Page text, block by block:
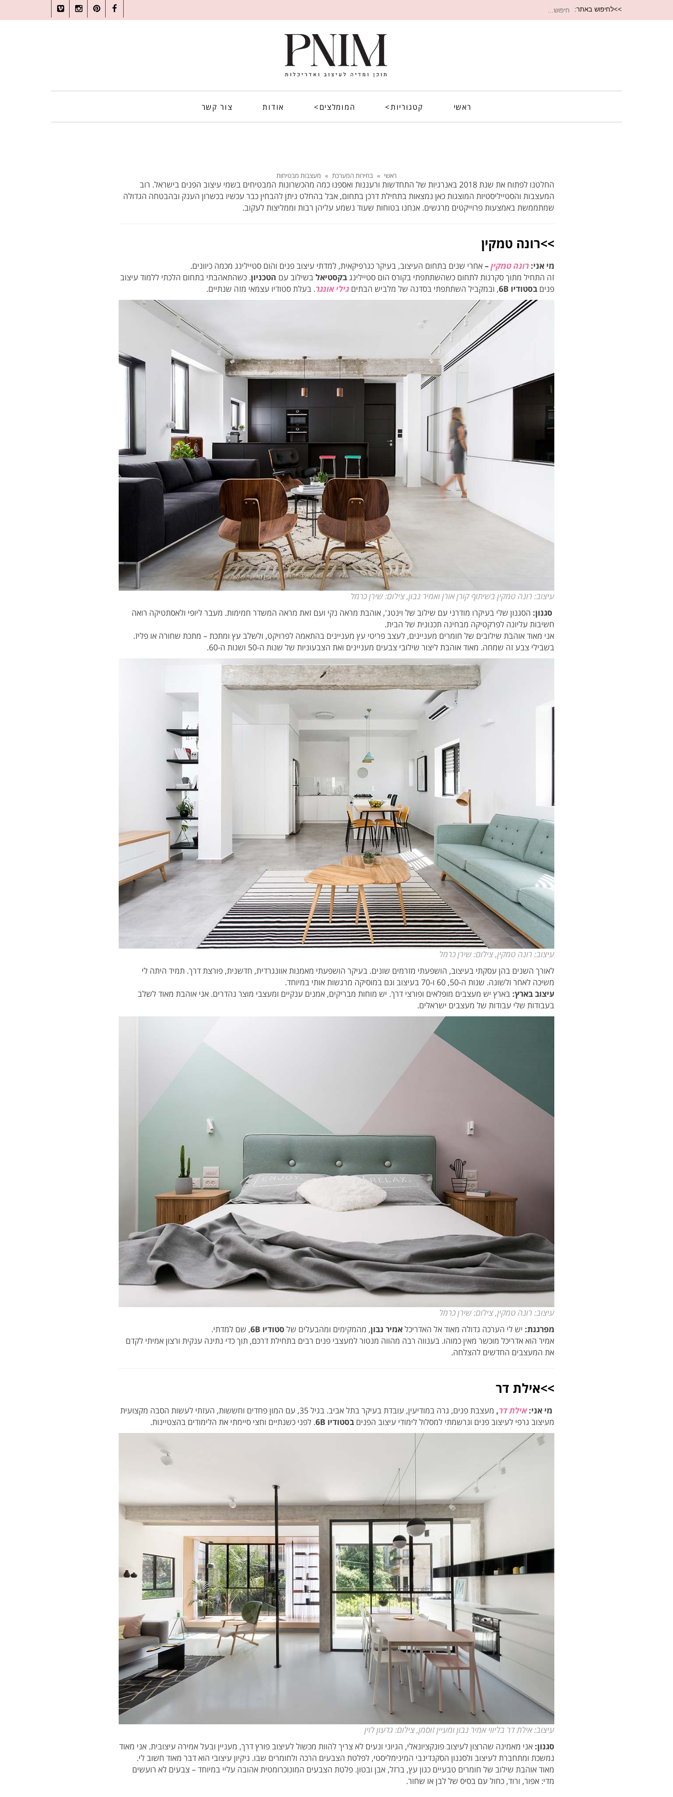
>>לחיפוש באתר: חיפוש
Facebook
Pinterest
Instagram
Vimeo
ראשי קטגוריות> המומלצים> אודות צור קשר
ראשי » בחירות המערכת » מעצבות מבטיחות
החלטנו לפתוח את שנת 2018 באנרגיות של התחדשות ורעננות ואספנו כמה מהכשרונות המבטיחים בשמי עיצוב הפנים בישראל. רוב
המעצבות והסטייליסטיות המוצגות כאן נמצאות בתחילת דרכן בתחום, אבל בהחלט ניתן להבחין כבר עכשיו בכשרון הענק ובהבטחה הגדולה
שמתממשת באמצעות פרוייקטים מרגשים. אנחנו בטוחות שעוד נשמע עליהן רבות וממליצות לעקוב.
>>רונה טמקין
מי אני: רונה טמקין–אחרי שנים בתחום העיצוב, בעיקר כגרפיקאית, למדתי עיצוב פנים והום סטיילינג מכמה כיוונים.
זה התחיל מתוך סקרנות לתחום כשהשתתפתי בקורס הום סטיילינגבקסטיאלבשילוב עם הטכניון. כשהתאהבתי בתחום הלכתי ללמוד עיצוב
פנים בסטודיו 6B , ובמקביל השתתפתי בסדנה של מלביש הבתים גילי אונגר. בעלת סטודיו עצמאי מזה שנתיים.
עיצוב: רונה טמקין בשיתוף קורן אורן ואמיר נבון, צילום: שירן כרמל
סגנון: הסגנון שלי בעיקרו מודרני עם שילוב של וינטג', אוהבת מראה נקי ועם זאת מראה המשדר חמימות. מעבר ליופי ולאסתטיקה רואה
חשיבות עליונה לפרקטיקה מבחינה תכנונית של הבית.
אני מאוד אוהבת שילובים של חומרים מעניינים, לעצב פריטי עץ מעניינים בהתאמה לפרויקט, ולשלב עץ ומתכת – מתכת שחורה או פליז.
בשבילי צבע זה שמחה. מאוד אוהבת ליצור שילובי צבעים מעניינים ואת הצבעוניות של שנות ה-50 ושנות ה-60.
עיצוב: רונה טמקין, צילום: שירן כרמל
לאורך השנים בהן עסקתי בעיצוב, הושפעתי מזרמים שונים. בעיקר הושפעתי מאמנות אוונגרדית, חדשנית, פורצת דרך. תמיד היתה לי
משיכה לאחר ולשונה. שנות ה-50, 60 ו-70 בעיצוב וגם במוסיקה מרגשות אותי במיוחד.
עיצוב בארץ: בארץ יש מעצבים מופלאים ופורצי דרך. יש מוחות מבריקים, אמנים ענקיים ומעצבי מוצר נהדרים. אני אוהבת מאוד לשלב
בעבודות שלי עבודות של מעצבים ישראלים.
עיצוב: רונה טמקין, צילום: שירן כרמל
מפרגנת: יש לי הערכה גדולה מאוד אל האדריכלאמיר נבון, מהמקימים ומהבעלים שלסטודיו 6B
, שם למדתי.
אמיר הוא אדריכל מוכשר מאין כמוהו. בענווה רבה מהווה מנטור למעצבי פנים רבים בתחילת דרכם, תוך כדי נתינה ענקית ורצון אמיתי לקדם
את המעצבים החדשים להצלחה.
>>אילת דר
מי אני:אילת דר,
מעצבת פנים, גרה במודיעין, עובדת בעיקר בתל אביב. בגיל 35, עם המון פחדים וחששות, העזתי לעשות הסבה מקצועית
מעיצוב גרפי לעיצוב פנים ונרשמתי למסלול לימודי עיצוב הפנים בסטודיו 6B . לפני כשנתיים וחצי סיימתי את הלימודים בהצטיינות.
עיצוב: אילת דר בליווי אמיר נבון ומעיין זוסמן, צילום: גדעון לוין
סגנון: אני מאמינה שהרצון לעיצוב פונקציונאלי, הגיוני ונעים לא צריך להוות מכשול לעיצוב פורץ דרך, מעניין ובעל אמירה עיצובית. אני מאוד
נמשכת ומתחברת לעיצוב ולסגנון הסקנדינבי המינימליסטי, לפלטת הצבעים הרכה ולחומרים שבו. ניקיון עיצובי הוא דבר מאוד חשוב לי.
מאוד אוהבת שילוב של חומרים טבעיים כגון עץ, ברזל, אבן ובטון. פלטת הצבעים המונוכרומטית אהובה עליי במיוחד – צבעים לא רועשים
מדי: אפור, ורוד, כחול עם בסיס של לבן או שחור.